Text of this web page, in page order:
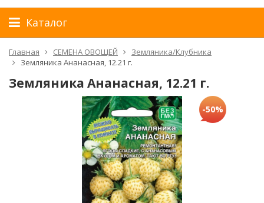
Каталог
Главная СЕМЕНА ОВОЩЕЙ
Земляника/Клубника
Земляника Ананасная, 12.21 г.
Земляника Ананасная, 12.21 г.
-50%